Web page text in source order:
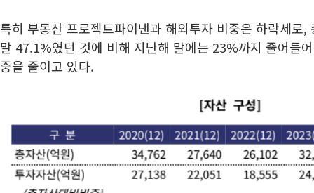
특히 부동산 프로젝트파이낸과 해외투자 비중은 하락세로
말 47.1%였던 것에 비해 지난해 말에는 23%까지 줄어들
중을 줄이고 있다.